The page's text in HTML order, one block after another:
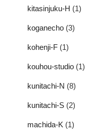
kitasinjuku-H (1)
koganecho (3)
kohenji-F (1)
kouhou-studio (1)
kunitachi-N (8)
kunitachi-S (2)
machida-K (1)